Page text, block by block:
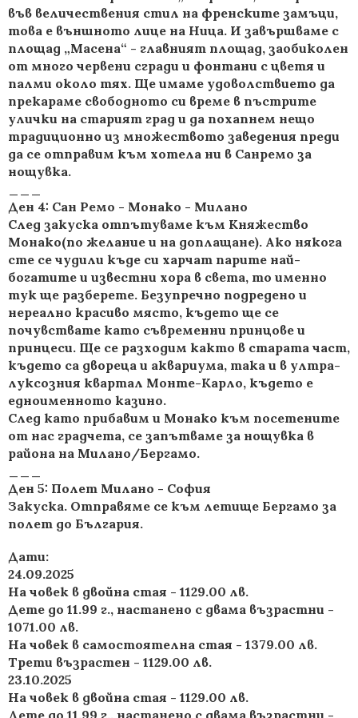
във величествения стил на френските замъци,
това е външното лице на Ница. И завършваме с
площад „Масена“ - главният площад, заобиколен
от много червени сгради и фонтани с цветя и
палми около тях. Ще имаме удоволствието да
прекараме свободното си време в пъстрите
улички на старият град и да похапнем нещо
традиционно из множеството заведения преди
да се отправим към хотела ни в Санремо за
нощувка.
Ден 4: Сан Ремо - Монако - Милано
След закуска отпътуваме към Княжество
Монако(по желание и на доплащане). Ако някога
сте се чудили къде си харчат парите най-
богатите и известни хора в света, то именно
тук ще разберете. Безупречно подредено и
нереално красиво място, където ще се
почувствате като съвременни принцове и
принцеси. Ще се разходим както в старата част,
където са двореца и аквариума, така и в ултра-
луксозния квартал Монте-Карло, където е
едноименното казино.
След като прибавим и Монако към посетените
от нас градчета, се запътваме за нощувка в
района на Милано/Бергамо.
Ден 5: Полет Милано - София
Закуска. Отправяме се към летище Бергамо за
полет до България.
Дати:
24.09.2025
На човек в двойна стая - 1129.00 лв.
Дете до 11.99 г., настанено с двама възрастни -
1071.00 лв.
На човек в самостоятелна стая - 1379.00 лв.
Трети възрастен - 1129.00 лв.
23.10.2025
На човек в двойна стая - 1129.00 лв.